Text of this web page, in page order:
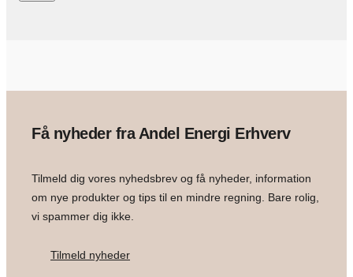
Få nyheder fra Andel Energi Erhverv
Tilmeld dig vores nyhedsbrev og få nyheder, information
om nye produkter og tips til en mindre regning. Bare rolig,
vi spammer dig ikke.
Tilmeld nyheder